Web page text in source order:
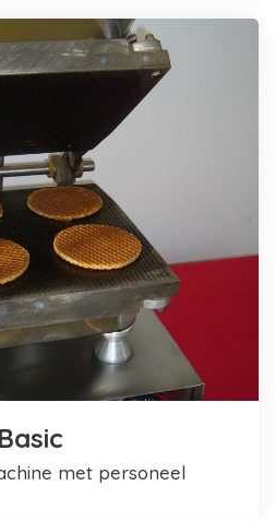
met personeel